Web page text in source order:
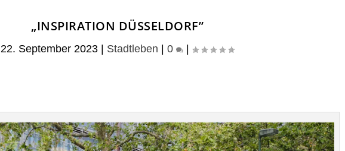
„INSPIRATION DÜSSELDORF”
22. September 2023 Stadtleben |0 |